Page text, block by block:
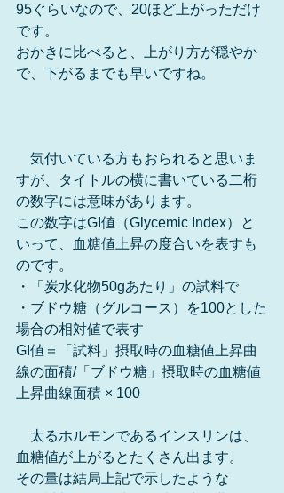
95ぐらいなので、20ほど上がっただけ
です。
おかきに比べると、上がり方が穏やか
で、下がるまでも早いですね。
気付いている方もおられると思いま
すが、タイトルの横に書いている二桁
の数字には意味があります。
この数字はGI値（Glycemic Index）と
いって、血糖値上昇の度合いを表すも
のです。
・「炭水化物50gあたり」の試料で
・ブドウ糖（グルコース）を100とした
場合の相対値で表す
GI値＝「試料」摂取時の血糖値上昇曲
線の面積/「ブドウ糖」摂取時の血糖値
上昇曲線面積 × 100
太るホルモンであるインスリンは、
血糖値が上がるとたくさん出ます。
その量は結局上記で示したような